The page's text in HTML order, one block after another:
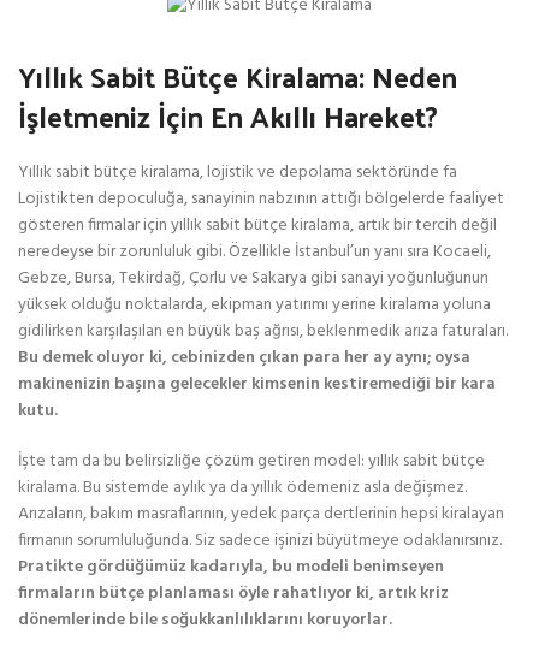
Yıllık Sabit Bütçe Kiralama: Neden
İşletmeniz İçin En Akıllı Hareket?
Yıllık sabit bütçe kiralama, lojistik ve depolama sektöründe fa
Lojistikten depoculuğa, sanayinin nabzının attığı bölgelerde faaliyet
gösteren firmalar için yıllık sabit bütçe kiralama, artık bir tercih değil
neredeyse bir zorunluluk gibi. Özellikle İstanbul’un yanı sıra Kocaeli,
Gebze, Bursa, Tekirdağ, Çorlu ve Sakarya gibi sanayi yoğunluğunun
yüksek olduğu noktalarda, ekipman yatırımı yerine kiralama yoluna
gidilirken karşılaşılan en büyük baş ağrısı, beklenmedik arıza faturaları.
Bu demek oluyor ki, cebinizden çıkan para her ay aynı; oysa
makinenizin başına gelecekler kimsenin kestiremediği bir kara
kutu.
İşte tam da bu belirsizliğe çözüm getiren model: yıllık sabit bütçe
kiralama. Bu sistemde aylık ya da yıllık ödemeniz asla değişmez.
Arızaların, bakım masraflarının, yedek parça dertlerinin hepsi kiralayan
firmanın sorumluluğunda. Siz sadece işinizi büyütmeye odaklanırsınız.
Pratikte gördüğümüz kadarıyla, bu modeli benimseyen
firmaların bütçe planlaması öyle rahatlıyor ki, artık kriz
dönemlerinde bile soğukkanlılıklarını koruyorlar.